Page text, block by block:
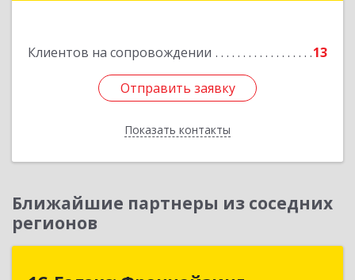
Клиентов на сопровождении 13
Отправить заявку
Показать контакты
Отправить заявку
Назад
Ближайшие партнеры из соседних
регионов
1С-Галэкс: Франчайзинг